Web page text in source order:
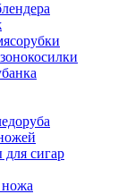
для сигар
ножа